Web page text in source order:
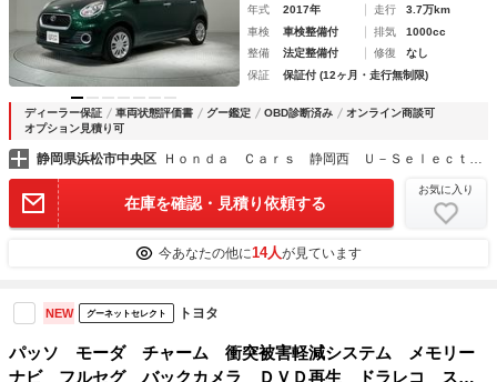
年式 2017年 走行
3.7万km
車検
車検整備付 排気
1000cc
整備
法定整備付 修復
なし
保証
保証付 (12ヶ月・走行無制限)
ディーラー保証 車両状態評価書 グー鑑定 OBD診断済み
オンライン商談可
オプション見積り可
静岡県浜松市中央区
在庫を確認・見積り依頼する
お気に入り
今あなたの他に14人が見ています
NEW グーネットセレクト トヨタ
パッソ モーダ チャーム 衝突被害軽減システム メモリー
ナビ フルセグ バックカメラ ＤＶＤ再生 ドラレコ スマ